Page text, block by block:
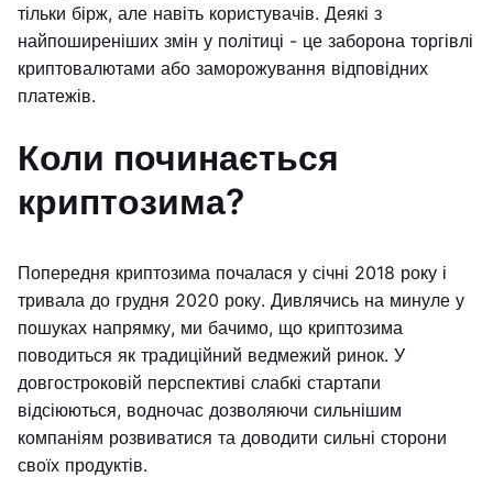
тільки бірж, але навіть користувачів. Деякі з
найпоширеніших змін у політиці - це заборона торгівлі
криптовалютами або заморожування відповідних
платежів.
Коли починається
криптозима?
Попередня криптозима почалася у січні 2018 року і
тривала до грудня 2020 року. Дивлячись на минуле у
пошуках напрямку, ми бачимо, що криптозима
поводиться як традиційний ведмежий ринок. У
довгостроковій перспективі слабкі стартапи
відсіюються, водночас дозволяючи сильнішим
компаніям розвиватися та доводити сильні сторони
своїх продуктів.